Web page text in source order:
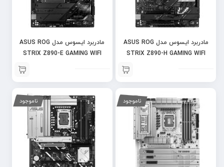
مادربرد ایسوس مدل ASUS ROG
STRIX Z890-H GAMING WIFI
مادربرد ایسوس مدل ASUS ROG
STRIX Z890-E GAMING WIFI
ناموجود ناموجود